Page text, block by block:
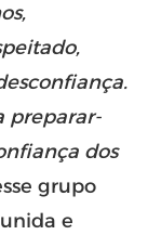
preparar-
dos
grupo
e